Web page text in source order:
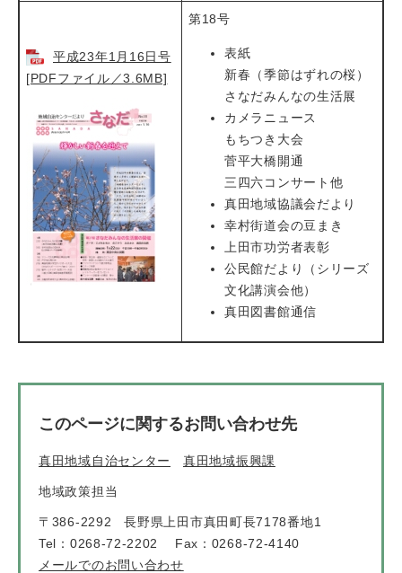
平成23年1月16日号
[PDFファイル／3.6MB]
第18号
表紙
新春（季節はずれの桜）
さなだみんなの生活展
カメラニュース
もちつき大会
菅平大橋開通
三四六コンサート他
真田地域協議会だより
幸村街道会の豆まき
上田市功労者表彰
公民館だより（シリーズ
文化講演会他）
真田図書館通信
このページに関するお問い合わせ先
真田地域自治センター 真田地域振興課
地域政策担当
〒386-2292
長野県上田市真田町長7178番地1
Tel：0268-72-2202
Fax：0268-72-4140
メールでのお問い合わせ